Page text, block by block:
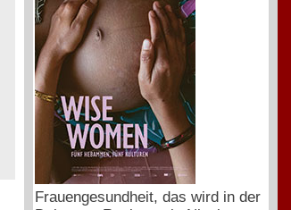
Frauengesundheit, das wird in der